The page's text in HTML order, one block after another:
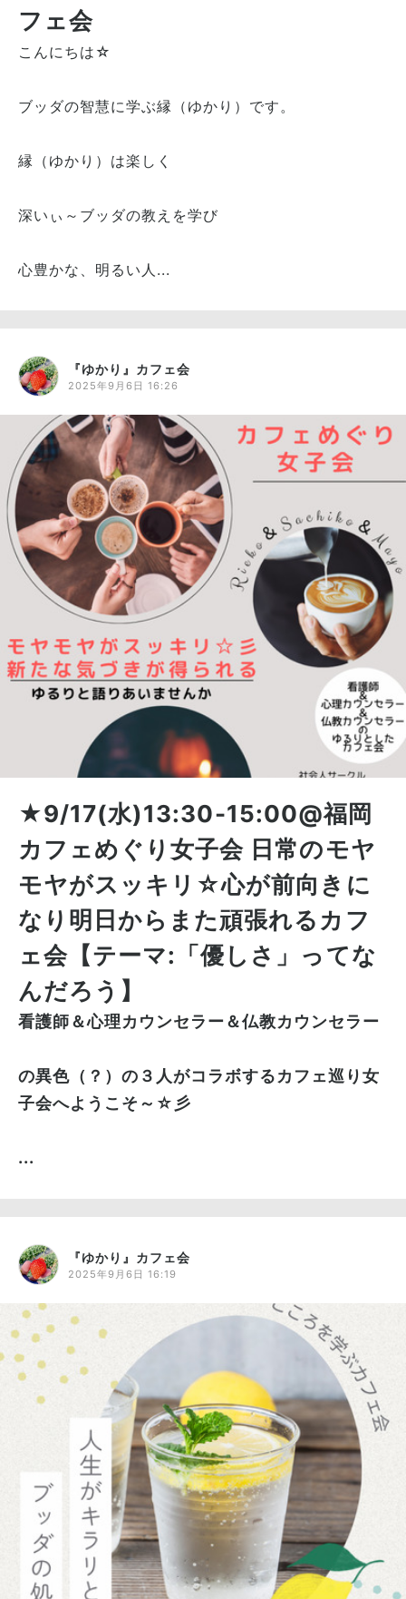
フェ会
こんにちは☆
ブッダの智慧に学ぶ縁（ゆかり）です。
縁（ゆかり）は楽しく
深いぃ～ブッダの教えを学び
心豊かな、明るい人...
『ゆかり』カフェ会
2025年9月6日 16:26
★9/17(水)13:30-15:00@福岡
カフェめぐり女子会 日常のモヤ
モヤがスッキリ☆心が前向きに
なり明日からまた頑張れるカフ
ェ会【テーマ:「優しさ」ってな
んだろう】
看護師＆心理カウンセラー＆仏教カウンセラー
の異色（？）の３人がコラボするカフェ巡り女
子会へようこそ～☆彡
...
『ゆかり』カフェ会
2025年9月6日 16:19